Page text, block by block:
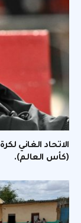
(كأس العالم).